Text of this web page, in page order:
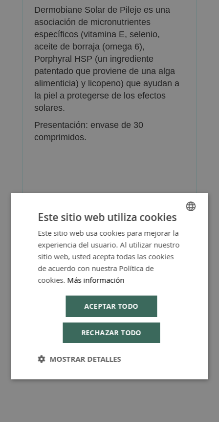
Dermobiane Solar de Pileje es una
asociación de micronutrientes
específicos (vitamina E, selenio,
aceite de borraja (omega 6),
Porphyral HSP (un ingrediente
patentado que proviene de una alga
alimenticia) y licopeno) que ayudan a
la piel a protegerse de los efectos
solares.
Presentación: envase de 30
comprimidos.
FAQ - Preguntas y Respuestas
Consejos de Compra Producto
SPANISH
ENGLISH
Este sitio web utiliza cookies
Este sitio web usa cookies para mejorar la
experiencia del usuario. Al utilizar nuestro
sitio web, usted acepta todas las cookies
de acuerdo con nuestra Política de
cookies. Más información
ACEPTAR TODO
RECHAZAR TODO
MOSTRAR DETALLES